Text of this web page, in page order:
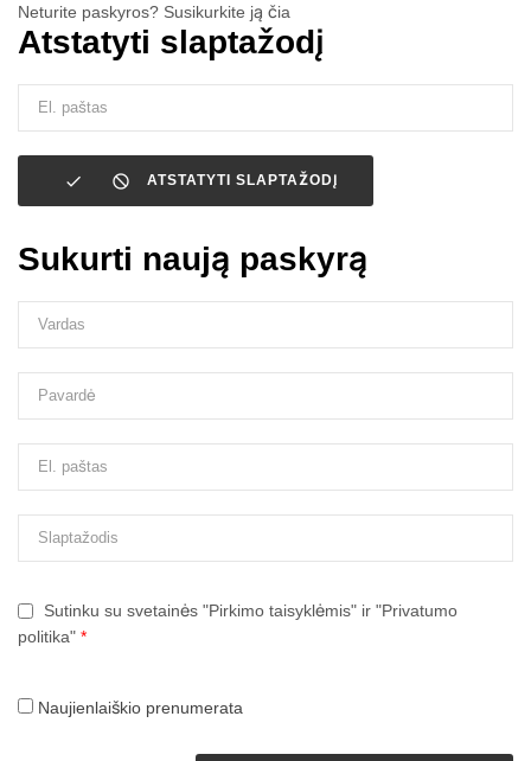
Neturite paskyros? Susikurkite ją čia
Atstatyti slaptažodį
  ATSTATYTI SLAPTAŽODĮ
Sukurti naują paskyrą
Sutinku su svetainės "Pirkimo taisyklėmis" ir "Privatumo
politika" *
Naujienlaiškio prenumerata